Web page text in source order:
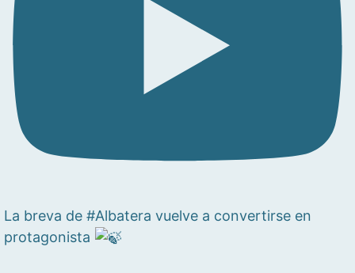
La breva de #Albatera vuelve a convertirse en
protagonista